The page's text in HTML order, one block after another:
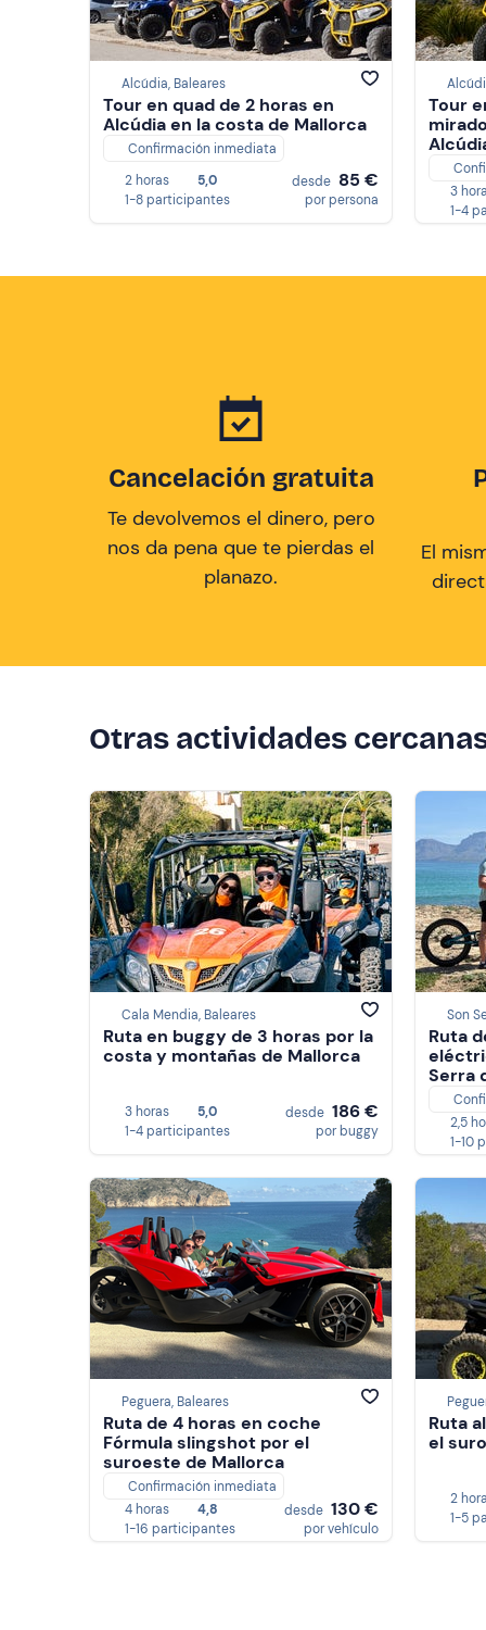
Alcúdia, Baleares
Tour en quad de 2 horas en
Alcúdia en la costa de Mallorca
Confirmación inmediata
2 horas
5,0
1-8 participantes
desde 85 €
por persona
Tour
3
1-4
Cancelación gratuita
Te devolvemos el dinero, pero
nos da pena que te pierdas el
planazo.
El
Otras actividades
Cala Mendia, Baleares
Ruta en buggy de 3 horas por la
costa y montañas de Mallorca
3 horas
5,0
1-4 participantes
desde 186 €
por buggy
Son
Ruta
Serra
2,5
1-10
Peguera, Baleares
Ruta de 4 horas en coche
Fórmula slingshot por el
suroeste de Mallorca
Confirmación inmediata
4 horas
4,8
1-16 participantes
desde 130 €
por vehículo
Ruta
el
2
1-5